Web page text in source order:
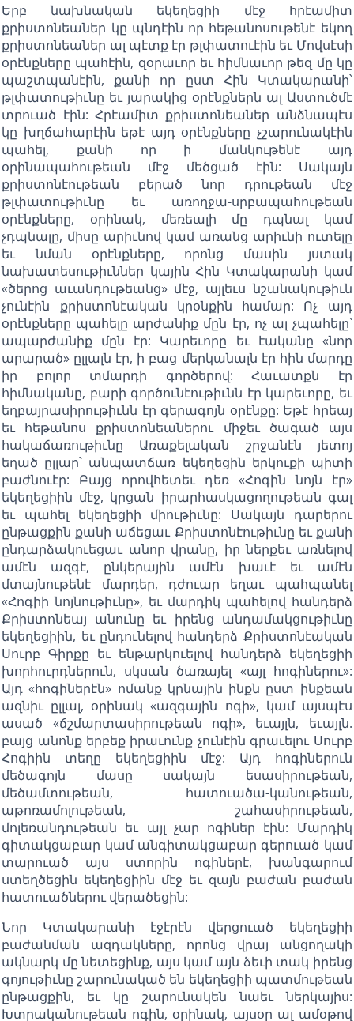
Երբ նախնական եկեղեցիի մէջ հրէամիտ
քրիստոնեաներ կը պնդէին որ հեթանոսութենէ եկող
քրիստոնեաներ ալ պէտք էր թլփատուէին եւ Մովսէսի
օրէնքները պահէին, զօրաւոր եւ հիմնաւոր թեզ մը կը
պաշտպանէին, քանի որ ըստ Հին Կտակարանի՝
թլփատութիւնը եւ յարակից օրէնքներն ալ Աստուծմէ
տրուած էին: Հրէամիտ քրիստոնեաներ անձնապէս
կը խղճահարէին եթէ այդ օրէնքները չշարունակէին
պահել, քանի որ ի մանկութենէ այդ
օրինապահութեան մէջ մեծցած էին: Սակայն
քրիստոնէութեան բերած նոր դրութեան մէջ
թլփատութիւնը եւ առողջա-սրբապահութեան
օրէնքները, օրինակ, մեռեալի մը դպնալ կամ
չդպնալը, միսը արիւնով կամ առանց արիւնի ուտելը
եւ նման օրէնքները, որոնց մասին յստակ
նախատեսութիւններ կային Հին Կտակարանի կամ
«ծերոց աւանդութեանց» մէջ, այլեւս նշանակութիւն
չունէին քրիստոնէական կրօնքին համար: Ոչ այդ
օրէնքները պահելը արժանիք մըն էր, ոչ ալ չպահելը՝
ապարժանիք մըն էր: Կարեւորը եւ էականը «նոր
արարած» ըլլալն էր, ի բաց մերկանալն էր հին մարդը
իր բոլոր տմարդի գործերով: Հաւատքն էր
հիմնականը, բարի գործունէութիւնն էր կարեւորը, եւ
եղբայրասիրութիւնն էր գերագոյն օրէնքը: Եթէ հրեայ
եւ հեթանոս քրիստոնեաներու միջեւ ծագած այս
հակաճառութիւնը Առաքելական շրջանէն յետոյ
եղած ըլլար՝ անպատճառ եկեղեցին երկուքի պիտի
բաժնուէր: Բայց որովհետեւ դեռ «Հոգին նոյն էր»
եկեղեցիին մէջ, կրցան իրարհասկացողութեան գալ
եւ պահել եկեղեցիի միութիւնը: Սակայն դարերու
ընթացքին քանի աճեցաւ Քրիստոնէութիւնը եւ քանի
ընդարձակուեցաւ անոր վրանը, իր ներքեւ առնելով
ամէն ազգէ, ընկերային ամէն խաւէ եւ ամէն
մտայնութենէ մարդեր, դժուար եղաւ պահպանել
«Հոգիի նոյնութիւնը», եւ մարդիկ պահելով հանդերձ
Քրիստոնեայ անունը եւ իրենց անդամակցութիւնը
եկեղեցիին, եւ ընդունելով հանդերձ Քրիստոնէական
Սուրբ Գիրքը եւ ենթարկուելով հանդերձ եկեղեցիի
խորհուրդներուն, սկսան ծառայել «այլ հոգիներու»:
Այդ «հոգիներէն» ոմանք կրնային ինքն ըստ ինքեան
ազնիւ ըլլալ, օրինակ «ազգային ոգի», կամ այսպէս
ասած «ճշմարտասիրութեան ոգի», եւայլն, եւայլն.
բայց անոնք երբեք իրաւունք չունէին գրաւելու Սուրբ
Հոգիին տեղը եկեղեցիին մէջ: Այդ հոգիներուն
մեծագոյն մասը սակայն եսասիրութեան,
մեծամտութեան, հատուածա-կանութեան,
աթոռամոլութեան, շահասիրութեան,
մոլեռանդութեան եւ այլ չար ոգիներ էին: Մարդիկ
գիտակցաբար կամ անգիտակցաբար գերուած կամ
տարուած այս ստորին ոգիներէ, խանգարում
ստեղծեցին եկեղեցիին մէջ եւ զայն բաժան բաժան
հատուածներու վերածեցին:
Նոր Կտակարանի էջէրէն վերցուած եկեղեցիի
բաժանման ազդակները, որոնց վրայ անցողակի
ակնարկ մը նետեցինք, այս կամ այն ձեւի տակ իրենց
գոյութիւնը շարունակած են եկեղեցիի պատմութեան
ընթացքին, եւ կը շարունակեն նաեւ ներկայիս:
Խտրականութեան ոգին, օրինակ, այսօր ալ ամօթով